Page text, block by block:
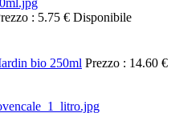
: 5.75 € Disponibile
bio 250ml Prezzo : 14.60 €